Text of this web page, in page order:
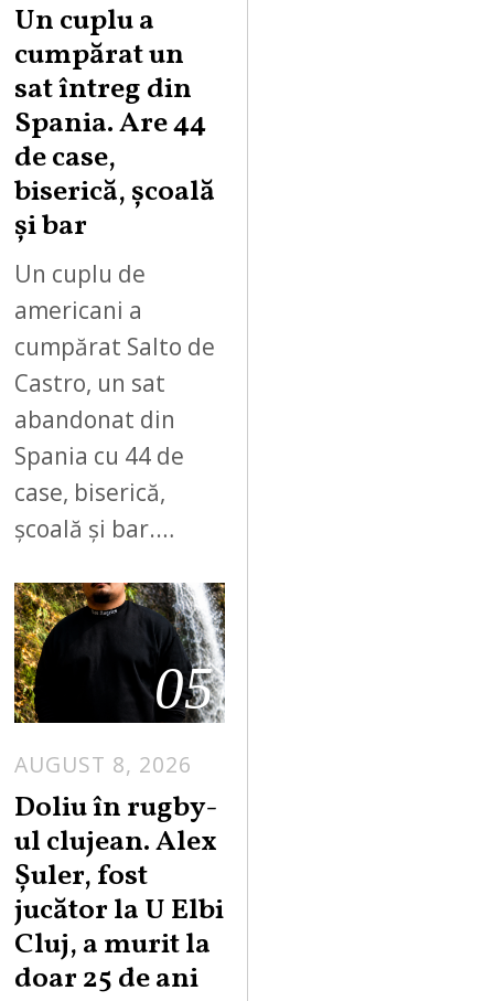
Un cuplu a
cumpărat un
sat întreg din
Spania. Are 44
de case,
biserică, școală
și bar
Un cuplu de
americani a
cumpărat Salto de
Castro, un sat
abandonat din
Spania cu 44 de
case, biserică,
școală și bar.…
05
AUGUST 8, 2026
Doliu în rugby-
ul clujean. Alex
Șuler, fost
jucător la U Elbi
Cluj, a murit la
doar 25 de ani